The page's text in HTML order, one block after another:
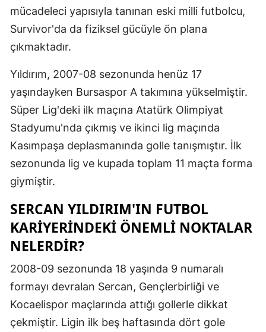
Hatay
İzmir
Kars
Kırşehir
Konya
Kütahya
Malatya
mücadeleci yapısıyla tanınan eski milli futbolcu,
Survivor'da da fiziksel gücüyle ön plana
çıkmaktadır.
Yıldırım, 2007-08 sezonunda henüz 17
yaşındayken Bursaspor A takımına yükselmiştir.
Süper Lig'deki ilk maçına Atatürk Olimpiyat
Stadyumu'nda çıkmış ve ikinci lig maçında
Kasımpaşa deplasmanında golle tanışmıştır. İlk
sezonunda lig ve kupada toplam 11 maçta forma
giymiştir.
SERCAN YILDIRIM'IN FUTBOL
KARIYERINDEKI ÖNEMLI NOKTALAR
NELERDIR?
2008-09 sezonunda 18 yaşında 9 numaralı
formayı devralan Sercan, Gençlerbirliği ve
Kocaelispor maçlarında attığı gollerle dikkat
çekmiştir. Ligin ilk beş haftasında dört gole